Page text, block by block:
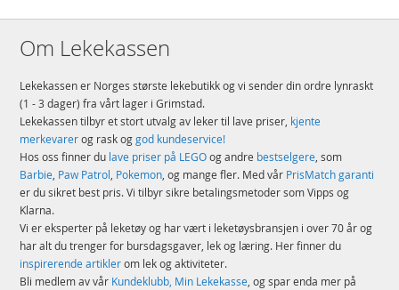
Om Lekekassen
Lekekassen er Norges største lekebutikk og vi sender din ordre lynraskt
(1 - 3 dager) fra vårt lager i Grimstad.
Lekekassen tilbyr et stort utvalg av leker til lave priser, kjente
merkevarerog rask oggod kundeservice!
Hos oss finner du lave priser på LEGOog andre bestselgere , som
Barbie Paw Patrol Pokemon , og mange fler. Med vår PrisMatch garanti
er du sikret best pris. Vi tilbyr sikre betalingsmetoder som Vipps og
Klarna.
Vi er eksperter på leketøy og har vært i leketøysbransjen i over 70 år og
har alt du trenger for bursdagsgaver, lek og læring. Her finner du
inspirerende artiklerom lek og aktiviteter.
Bli medlem av vår Kundeklubb, Min Lekekasse , og spar enda mer på